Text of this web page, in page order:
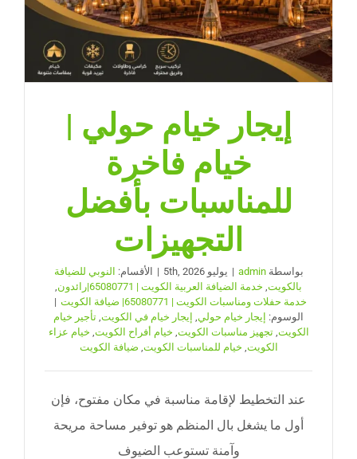
إيجار خيام حولي |
خيام فاخرة
للمناسبات بأفضل
التجهيزات
بواسطةadmin
| يوليو 5th, 2026 | الأقسام: النوبي للضيافة
بالكويت خدمة الضيافة العربية الكويت | 65080771|رائدون
خدمة حفلات ومناسبات الكويت | 65080771| ضيافة الكويت
|
الوسوم: إيجار خيام حولي إيجار خيام في الكويت تأجير خيام
الكويت ,تجهيز مناسبات الكويت خيام أفراح الكويت خيام عزاء
الكويت خيام للمناسبات الكويت ضيافة الكويت
عند التخطيط لإقامة مناسبة في مكان مفتوح، فإن
أول ما يشغل بال المنظم هو توفير مساحة مريحة
وآمنة تستوعب الضيوف